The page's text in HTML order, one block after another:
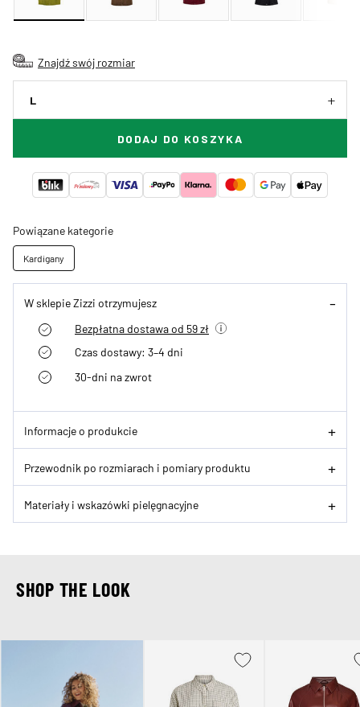
Znajdź swój rozmiar
L
DODAJ DO KOSZYKA
Powiązane kategorie
Kardigany
W sklepie Zizzi otrzymujesz
Bezpłatna dostawa od 59 zł
Czas dostawy: 3–4 dni
30-dni na zwrot
Informacje o produkcie
Przewodnik po rozmiarach i pomiary produktu
Materiały i wskazówki pielęgnacyjne
SHOP THE LOOK